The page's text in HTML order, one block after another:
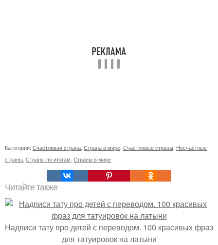
Категории: Счастливая страна Страна в мире Счастливые страны Несчастные
страны Страны по итогам Страны в мире
Читайте также
Надписи тату про детей с переводом. 100 красивых фраз
для татуировок на латыни